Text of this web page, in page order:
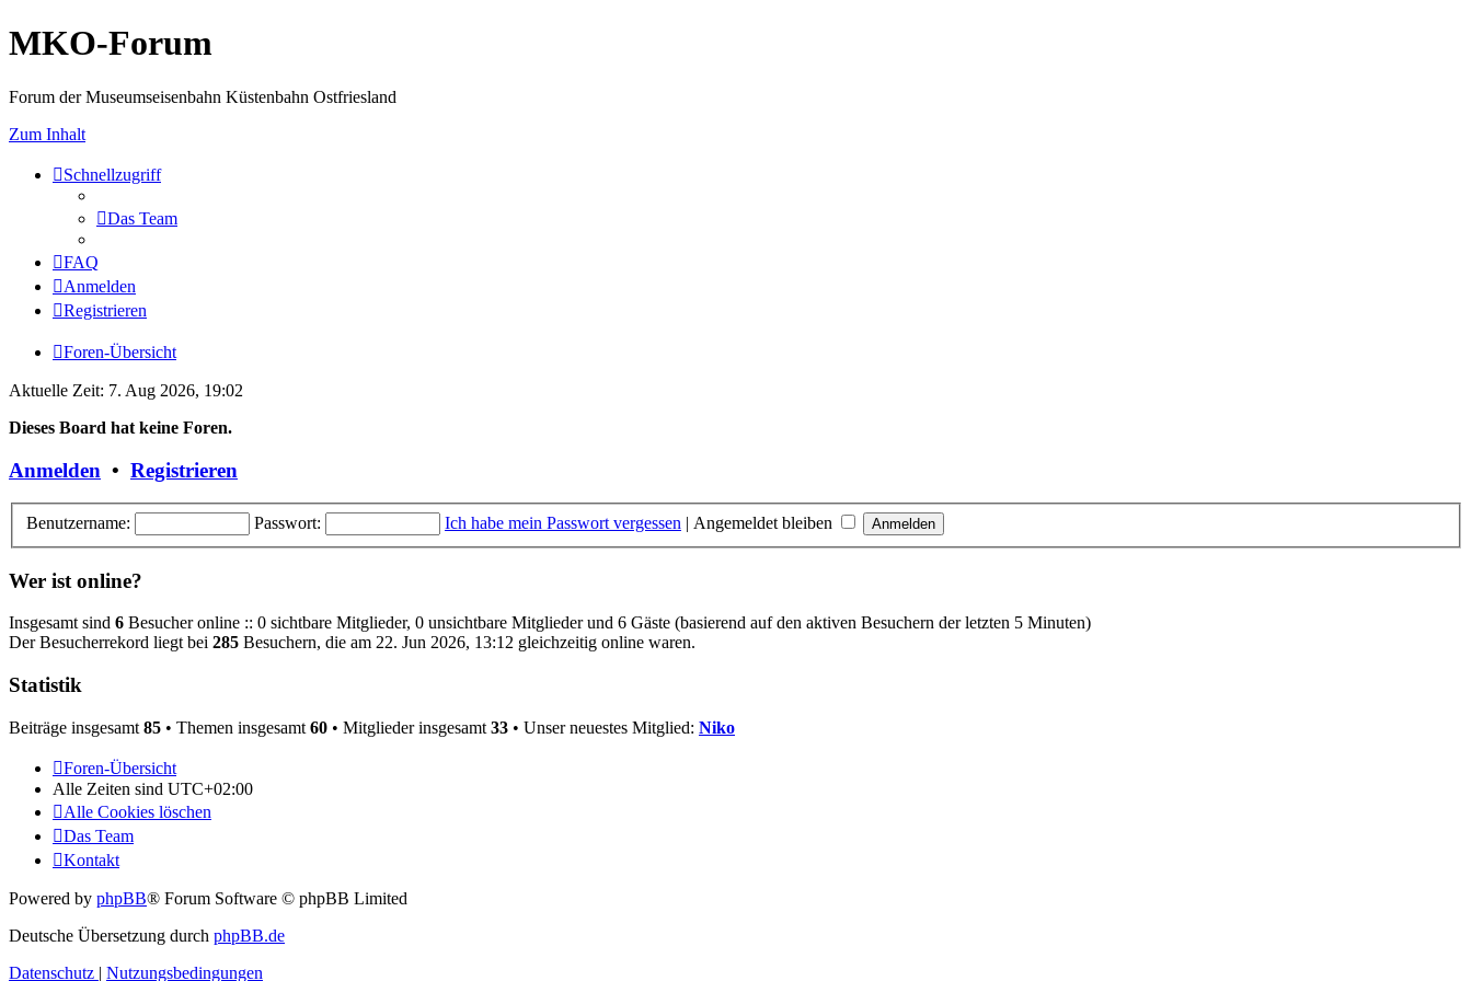
MKO-Forum
Forum der Museumseisenbahn Küstenbahn Ostfriesland
Zum Inhalt
Schnellzugriff
Das Team
FAQ
Anmelden
Registrieren
Foren-Übersicht
Aktuelle Zeit: 7. Aug 2026, 19:02
Dieses Board hat keine Foren.
Anmelden • Registrieren
Benutzername: Passwort: Ich habe mein Passwort vergessen | Angemeldet bleiben
Wer ist online?
Insgesamt sind 6 Besucher online :: 0 sichtbare Mitglieder, 0 unsichtbare Mitglieder und 6 Gäste (basierend auf den aktiven Besuchern der letzten 5 Minuten)
Der Besucherrekord liegt bei 285 Besuchern, die am 22. Jun 2026, 13:12 gleichzeitig online waren.
Statistik
Beiträge insgesamt 85 • Themen insgesamt 60 • Mitglieder insgesamt 33 • Unser neuestes Mitglied: Niko
Foren-Übersicht
Alle Zeiten sind UTC+02:00
Alle Cookies löschen
Das Team
Kontakt
Powered by phpBB® Forum Software © phpBB Limited
Deutsche Übersetzung durch phpBB.de
Datenschutz | Nutzungsbedingungen